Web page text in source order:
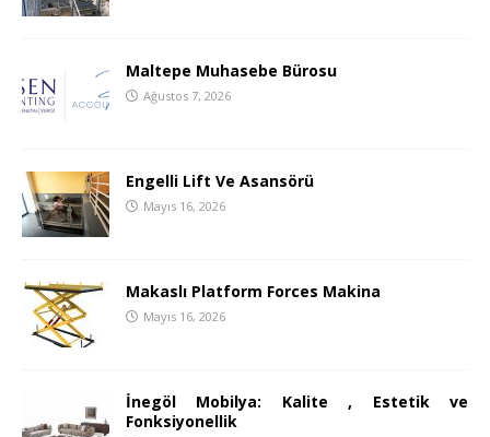
Maltepe Muhasebe Bürosu
Ağustos 7, 2026
Engelli Lift Ve Asansörü
Mayıs 16, 2026
Makaslı Platform Forces Makina
Mayıs 16, 2026
İnegöl Mobilya: Kalite , Estetik ve
Fonksiyonellik